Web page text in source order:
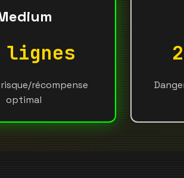
lignes
récompense
optimal